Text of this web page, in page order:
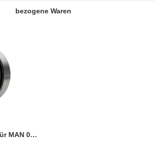
bezogene Waren
Kegelrollenlager für MAN 06.32499.0044 CPL